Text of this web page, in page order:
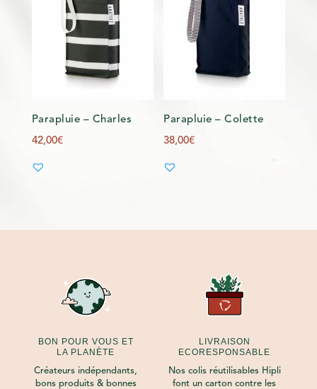
Parapluie – Charles
42,00€
Parapluie – Colette
38,00€
BON POUR VOUS ET
LA PLANÈTE
Créateurs indépendants,
bons produits & bonnes
LIVRAISON
ECORESPONSABLE
Nos colis réutilisables Hipli
font un carton contre les